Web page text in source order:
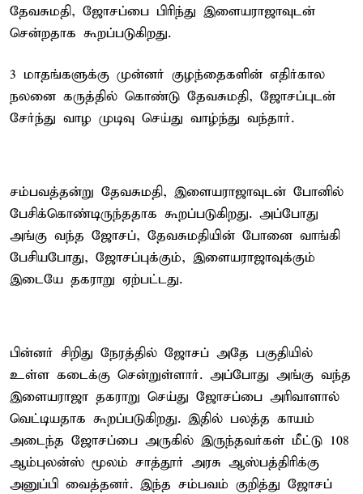
தேவசுமதி, ஜோசப்பை பிரிந்து இளையராஜாவுடன்
சென்றதாக கூறப்படுகிறது.
3 மாதங்களுக்கு முன்னர் குழந்தைகளின் எதிர்கால
நலனை கருத்தில் கொண்டு தேவசுமதி, ஜோசப்புடன்
சேர்ந்து வாழ முடிவு செய்து வாழ்ந்து வந்தார்.
சம்பவத்தன்று தேவசுமதி, இளையராஜாவுடன் போனில்
பேசிக்கொண்டிருந்ததாக கூறப்படுகிறது. அப்போது
அங்கு வந்த ஜோசப், தேவசுமதியின் போனை வாங்கி
பேசியபோது, ஜோசப்புக்கும், இளையராஜாவுக்கும்
இடையே தகராறு ஏற்பட்டது.
பின்னர் சிறிது நேரத்தில் ஜோசப் அதே பகுதியில்
உள்ள கடைக்கு சென்றுள்ளார். அப்போது அங்கு வந்த
இளையராஜா தகராறு செய்து ஜோசப்பை அரிவாளால்
வெட்டியதாக கூறப்படுகிறது. இதில் பலத்த காயம்
அடைந்த ஜோசப்பை அருகில் இருந்தவர்கள் மீட்டு 108
ஆம்புலன்ஸ் மூலம் சாத்தூர் அரசு ஆஸ்பத்திரிக்கு
அனுப்பி வைத்தனர். இந்த சம்பவம் குறித்து ஜோசப்